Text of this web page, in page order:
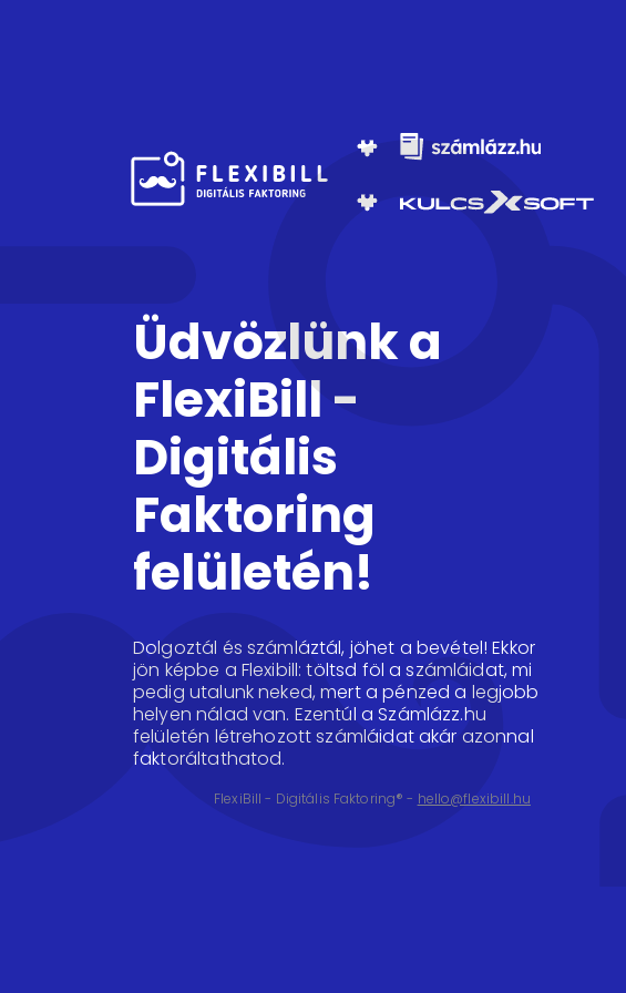
Üdvözlünk a
FlexiBill -
Digitális
Faktoring
felületén!
Dolgoztál és számláztál, jöhet a bevétel! Ekkor
jön képbe a Flexibill: töltsd föl a számláidat, mi
pedig utalunk neked, mert a pénzed a legjobb
helyen nálad van. Ezentúl a Számlázz.hu
felületén létrehozott számláidat akár azonnal
faktoráltathatod.
FlexiBill - Digitális Faktoring® - hello@flexibill.hu